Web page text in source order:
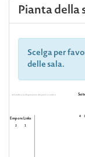
Pianta della
Scelga per
delle sala.
attendere la disposizione dei posti a sedere
Empore Links
2 1
4 3